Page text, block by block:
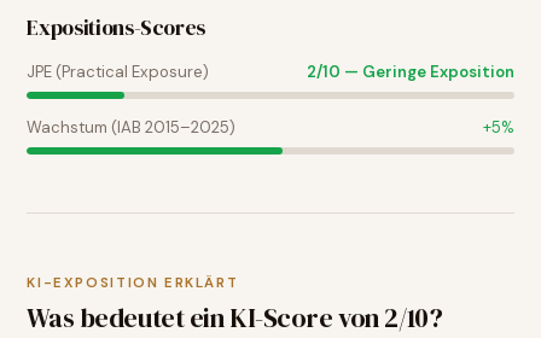
Expositions-Scores
JPE (Practical Exposure) 2/10 — Geringe Exposition
Wachstum (IAB 2015–2025) +5%
KI-EXPOSITION ERKLÄRT
Was bedeutet ein KI-Score von2/10?